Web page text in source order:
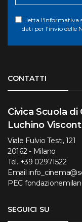
letta l'Informativa
dati per l'invio delle
CONTATTI
Civica Scuola di
Luchino
Viale Fulvio Testi, 121
20162 - Milano
Tel. +39 02971522
Email
PEC
SEGUICI SU